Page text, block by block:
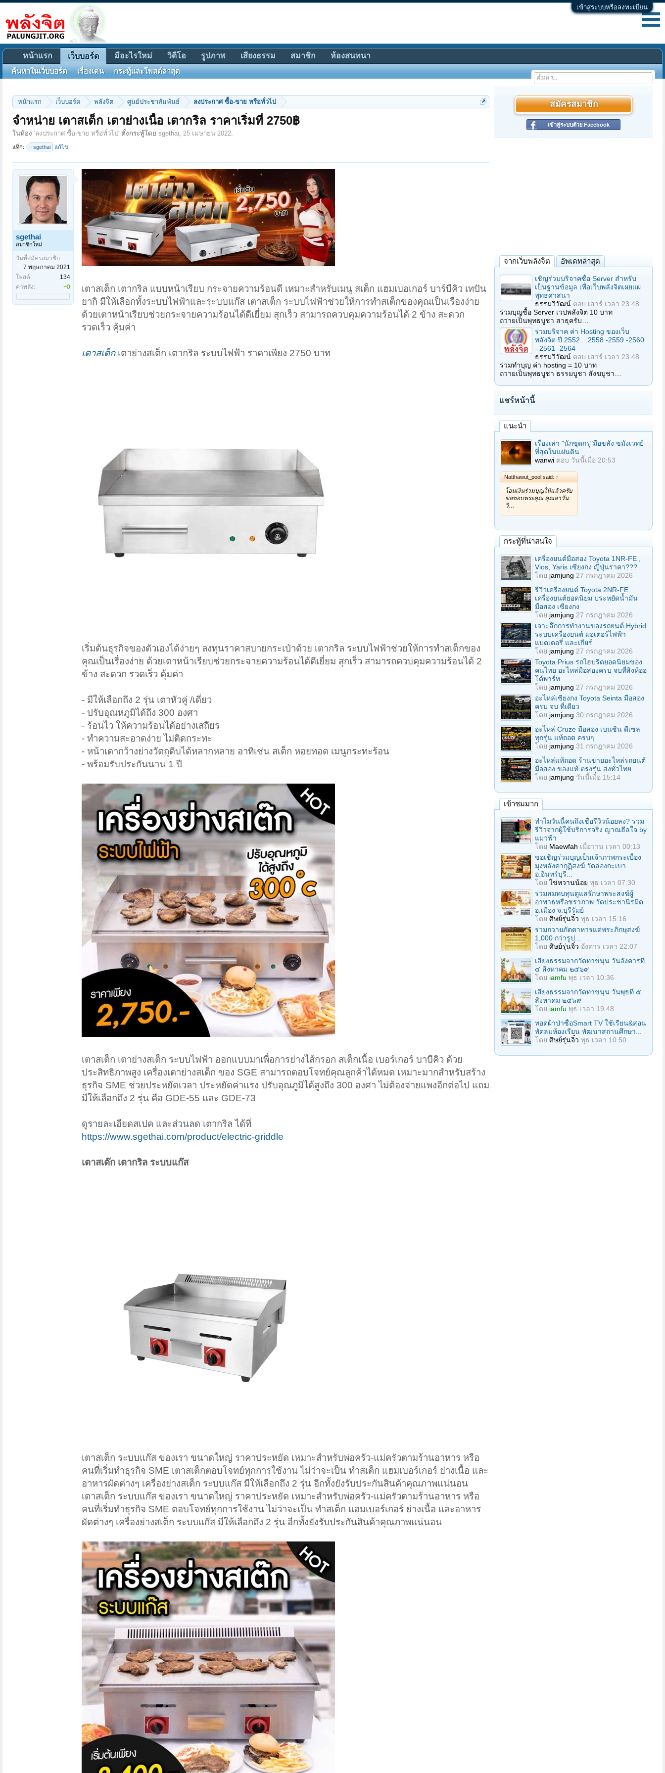
เข้าสู่ระบบหรือลงทะเบียน
หน้าแรก เว็บบอร์ด พลังจิต ศูนย์ประชาสัมพันธ์ ลงประกาศ ซื้อ-ขาย หรือทั่วไป
จำหน่าย เตาสเต็ก เตาย่างเนื้อ เตากริล ราคาเริ่มที่ 2750฿
ในห้อง 'ลงประกาศ ซื้อ-ขาย หรือทั่วไป' ตั้งกระทู้โดย sgethai, 25 เมษายน 2022.
แท็ก: sgethai แก้ไข
sgethai
สมาชิกใหม่
วันที่สมัครสมาชิก:
7 พฤษภาคม 2021
โพสต์:
134
ค่าพลัง:
+0
เตาสเต็ก เตากริล แบบหน้าเรียบ กระจายความร้อนดี เหมาะสำหรับเมนู สเต็ก แฮมเบอเกอร์ บาร์บีคิว เทปัน
ยากิ มีให้เลือกทั้งระบบไฟฟ้าและระบบแก๊ส เตาสเต็ก ระบบไฟฟ้าช่วยให้การทำสเต็กของคุณเป็นเรื่องง่าย
ด้วยเตาหน้าเรียบช่วยกระจายความร้อนได้ดีเยี่ยม สุกเร็ว สามารถควบคุมความร้อนได้ 2 ข้าง สะดวก
รวดเร็ว คุ้มค่า
เตาสเต็กเตาย่างสเต็ก เตากริล ระบบไฟฟ้า ราคาเพียง 2750 บาท
เริ่มต้นธุรกิจของตัวเองได้ง่ายๆ ลงทุนราคาสบายกระเป๋าด้วย เตากริล ระบบไฟฟ้าช่วยให้การทำสเต็กของ
คุณเป็นเรื่องง่าย ด้วยเตาหน้าเรียบช่วยกระจายความร้อนได้ดีเยี่ยม สุกเร็ว สามารถควบคุมความร้อนได้ 2
ข้าง สะดวก รวดเร็ว คุ้มค่า
- มีให้เลือกถึง 2 รุ่น เตาหัวคู่ /เดี่ยว
- ปรับอุณหภูมิได้ถึง 300 องศา
- ร้อนไว ให้ความร้อนได้อย่างเสถียร
- ทำความสะอาดง่าย ไม่ติดกระทะ
- หน้าเตากว้างย่างวัตถุดิบได้หลากหลาย อาทิเช่น สเต็ก หอยทอด เมนูกระทะร้อน
- พร้อมรับประกันนาน 1 ปี
เตาสเต็ก เตาย่างสเต็ก ระบบไฟฟ้า ออกแบบมาเพื่อการย่างไส้กรอก สเต็กเนื้อ เบอร์เกอร์ บาบีคิว ด้วย
ประสิทธิภาพสูง เครื่องเตาย่างสเต็ก ของ SGE สามารถตอบโจทย์คุณลูกค้าได้หมด เหมาะมากสำหรับสร้าง
ธุรกิจ SME ช่วยประหยัดเวลา ประหยัดค่าแรง ปรับอุณภูมิได้สูงถึง 300 องศา ไม่ต้องจ่ายแพงอีกต่อไป แถม
มีให้เลือกถึง 2 รุ่น คือ GDE-55 และ GDE-73
ดูรายละเอียดสเปค และส่วนลด เตากริล ได้ที่
https://www.sgethai.com/product/electric-griddle
เตาสเต๊ก เตากริล ระบบแก๊ส
เตาสเต็ก ระบบแก๊ส ของเรา ขนาดใหญ่ ราคาประหยัด เหมาะสำหรับพ่อครัว-แม่ครัวตามร้านอาหาร หรือ
คนที่เริ่มทำธุรกิจ SME เตาสเต็กตอบโจทย์ทุกการใช้งาน ไม่ว่าจะเป็น ทำสเต็ก แฮมเบอร์เกอร์ ย่างเนื้อ และ
อาหารผัดต่างๆ เครื่องย่างสเต็ก ระบบแก๊ส มีให้เลือกถึง 2 รุ่น อีกทั้งยังรับประกันสินค้าคุณภาพแน่นอน
เตาสเต็ก ระบบแก๊ส ของเรา ขนาดใหญ่ ราคาประหยัด เหมาะสำหรับพ่อครัว-แม่ครัวตามร้านอาหาร หรือ
คนที่เริ่มทำธุรกิจ SME ตอบโจทย์ทุกการใช้งาน ไม่ว่าจะเป็น ทำสเต็ก แฮมเบอร์เกอร์ ย่างเนื้อ และอาหาร
ผัดต่างๆ เครื่องย่างสเต็ก ระบบแก๊ส มีให้เลือกถึง 2 รุ่น อีกทั้งยังรับประกันสินค้าคุณภาพแน่นอน
สมัครสมาชิก
เข้าสู่ระบบด้วย Facebook
จากเว็บพลังจิต อัพเดทล่าสุด
เชิญร่วมบริจาคซื้อ Server สำหรับ
เป็นฐานข้อมูล เพื่อเว็บพลังจิตเผยแผ่
พุทธศาสนา
ธรรมวิวัฒน์ ตอบ เสาร์ เวลา 23:48
ร่วมบุญซื้อ Server เวปพลังจิต 10 บาท
ถวายเป็นพุทธบูชา สาธุครับ…
ร่วมบริจาค ค่า Hosting ของเว็บ
พลังจิต ปี 2552 ...2558 -2559 -2560
- 2561 -2564
ธรรมวิวัฒน์ ตอบ เสาร์ เวลา 23:48
ร่วมทำบุญ ค่า hosting = 10 บาท
ถวายเป็นพุทธบูชา ธรรมบูชา สังฆบูชา…
แชร์หน้านี้
แนะนำ
เรื่องเล่า "นักขุดกรุ"มือขลัง ขมังเวทย์
ที่สุดในแผ่นดิน
wanwi ตอบ วันนี้เมื่อ 20:53
Natthawut_pool said: ↑
โอนเงินร่วมบุญให้แล้วครับ
ขอขอบพระคุณ คุณอาวัน
วิ…
กระทู้ที่น่าสนใจ
เครื่องยนต์มือสอง Toyota 1NR-FE ,
Vios, Yaris เซียงกง ญี่ปุ่นราคา???
โดย jamjung 27 กรกฎาคม 2026
รีวิวเครื่องยนต์ Toyota 2NR-FE
เครื่องยนต์ยอดนิยม ประหยัดน้ำมัน
มือสอง เซียงกง
โดย jamjung 27 กรกฎาคม 2026
เจาะลึกการทำงานของรถยนต์ Hybrid
ระบบเครื่องยนต์ มอเตอร์ไฟฟ้า
แบตเตอรี่ และเกียร์
โดย jamjung 27 กรกฎาคม 2026
Toyota Prius รถไฮบริดยอดนิยมของ
คนไทย อะไหล่มือสองครบ จบที่สิงห์ออ
โต้พาร์ท
โดย jamjung 27 กรกฎาคม 2026
อะไหล่เซียงกง Toyota Seinta มือสอง
ครบ จบ ที่เดียว
โดย jamjung 30 กรกฎาคม 2026
อะไหล่ Cruze มือสอง เบนซิน ดีเซล
ทุกรุ่น แท้ถอด ครบๆ
โดย jamjung 31 กรกฎาคม 2026
อะไหล่แท้ถอด ร้านขายอะไหล่รถยนต์
มือสอง ของแท้ ตรงรุ่น ส่งทั่วไทย
โดย jamjung วันนี้เมื่อ 15:14
เข้าชมมาก
ทำไมวันนี้คนถึงเชื่อรีวิวน้อยลง? รวม
รีวิวจากผู้ใช้บริการจริง ญาณฮีลใจ by
แมวฟ้า
โดย Maewfah เมื่อวาน เวลา 00:13
ขอเชิญร่วมบุญเป็นเจ้าภาพกระเบื้อง
มุงหลังคากุฏิสงฆ์ วัดล่องกะเบา
อ.อินทร์บุรี...
โดยไข่หวานน้อย พุธ เวลา 07:30
ร่วมสมทบทุนดูแลรักษาพระสงฆ์ผู้
อาพาธหรือชราภาพ วัดประชานิรมิต
อ.เมือง จ.บุรีรัมย์
โดย ศิษย์รุ่นจิ๋ว พุธ เวลา 15:16
ร่วมถวายภัตตาหารแด่พระภิกษุสงฆ์
1,000 กว่ารูป...
โดย ศิษย์รุ่นจิ๋ว อังคาร เวลา 22:07
เสียงธรรมจากวัดท่าขนุน วันอังคารที่
๔ สิงหาคม ๒๕๖๙
โดย iamfu พุธ เวลา 10:36
เสียงธรรมจากวัดท่าขนุน วันพุธที่ ๕
สิงหาคม ๒๕๖๙
โดย iamfu พุธ เวลา 19:48
ทอดผ้าป่าซื้อSmart TV ใช้เรียน&สอน
พัดลมห้องเรียน พัฒนาสถานศึกษา...
โดย ศิษย์รุ่นจิ๋ว พุธ เวลา 10:50
หน้าแรก เว็บบอร์ด
ค้นหาในเว็บบอร์ด เรื่องเด่น กระทู้และโพสต์ล่าสุด
มีอะไรใหม่ วิดีโอ รูปภาพ เสียงธรรม สมาชิก ห้องสนทนา